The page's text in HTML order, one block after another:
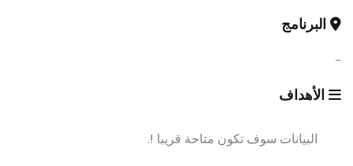
البرنامج
-
الأهداف
البيانات سوف تكون متاحة قريبا !.